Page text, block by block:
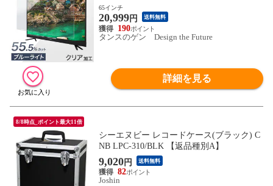
保護パネル 保護フィルム 保護 液晶保護パ
ネル テレビカバー テレビ保護フィルム テ
レビガード 84300055〔65インチ〕【予約】
8月下旬※8/31までに出荷予定
65インチ
20,999円 送料無料
190
タンスのゲン Design the Future
詳細を見る
8/8時点_ポイント最大11倍
シーエヌビー レコードケース(ブラック) C
NB LPC-310/BLK 【返品種別A】
9,020円 送料無料
82
Joshin